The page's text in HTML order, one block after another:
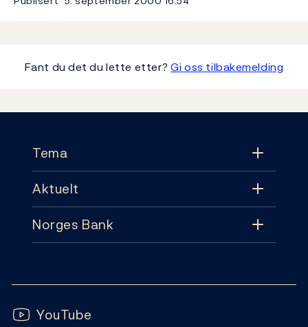
Fant du det du lette etter?Gi oss tilbakemelding
Tema
Tema
Pengepolitikk
Sedler og mynter
Aktuelt
Aktuelt
Publikasjoner
Norges Bank
Abonnement
Følg oss:
YouTube